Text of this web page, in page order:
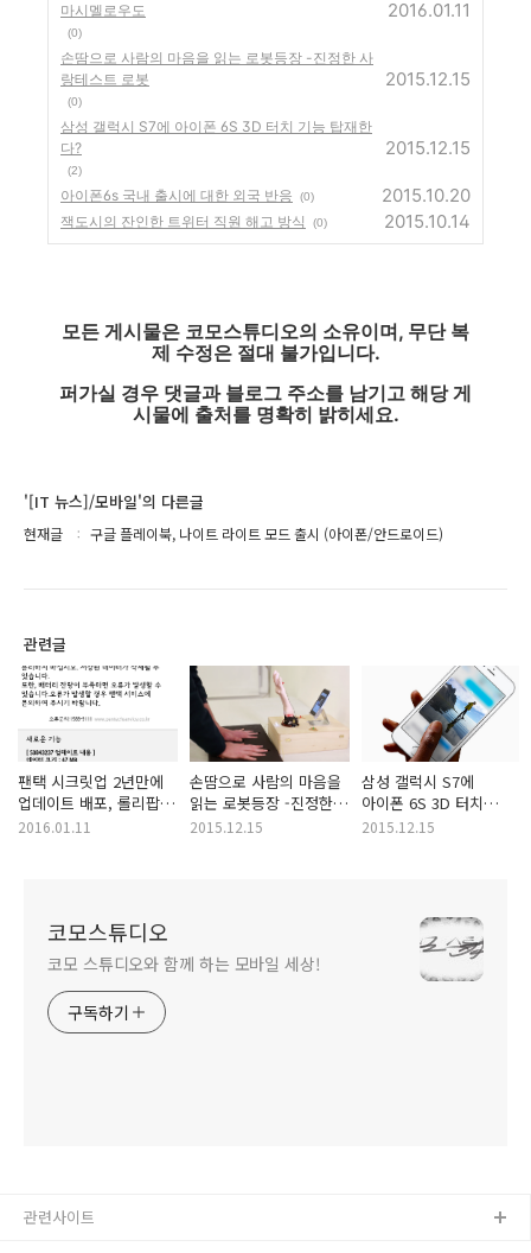
마시멜로우도
(0)
2016.01.11
손땀으로 사람의 마음을 읽는 로봇등장 -진정한 사
랑테스트 로봇
(0)
2015.12.15
삼성 갤럭시 S7에 아이폰 6S 3D 터치 기능 탑재한
다?
(2)
2015.12.15
아이폰6s 국내 출시에 대한 외국 반응 (0) 2015.10.20
잭도시의 잔인한 트위터 직원 해고 방식 (0) 2015.10.14
모든 게시물은 코모스튜디오의 소유이며, 무단 복
제 수정은 절대 불가입니다.
퍼가실 경우 댓글과 블로그 주소를 남기고 해당 게
시물에 출처를 명확히 밝히세요.
'[IT 뉴스]/모바일'의 다른글
현재글 구글 플레이북, 나이트 라이트 모드 출시 (아이폰/안드로이드)
관련글
팬택 시크릿업 2년만에
업데이트 배포, 롤리팝과
마시멜로우도
2016.01.11
손땀으로 사람의 마음을
읽는 로봇등장 -진정한
사랑테스트 로봇
2015.12.15
삼성 갤럭시 S7에
아이폰 6S 3D 터치
기능 탑재한다?
2015.12.15
코모스튜디오
코모 스튜디오와 함께 하는 모바일 세상!
구독하기
관련사이트